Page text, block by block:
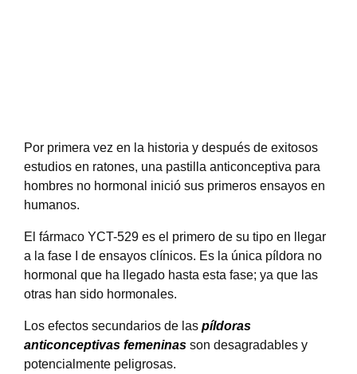
Por primera vez en la historia y después de exitosos
estudios en ratones, una pastilla anticonceptiva para
hombres no hormonal inició sus primeros ensayos en
humanos.
El fármaco YCT-529 es el primero de su tipo en llegar
a la fase I de ensayos clínicos. Es la única píldora no
hormonal que ha llegado hasta esta fase; ya que las
otras han sido hormonales.
Los efectos secundarios de las píldoras
anticonceptivas femeninas son desagradables y
potencialmente peligrosas.